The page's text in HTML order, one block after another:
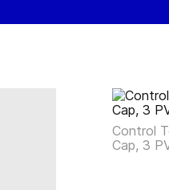
Control
Cap, 3